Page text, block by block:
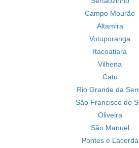
Campo Mourão
Altamira
Votuporanga
Itacoatiara
Vilhena
Catu
Rio Grande da
São Francisco do
Oliveira
São Manuel
Pontes e Lacerda